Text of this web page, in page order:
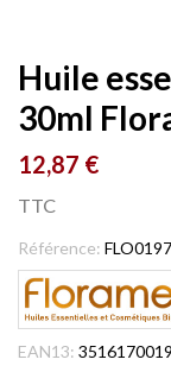
Huile
30ml
12,87 €
TTC
Référence:
EAN13: